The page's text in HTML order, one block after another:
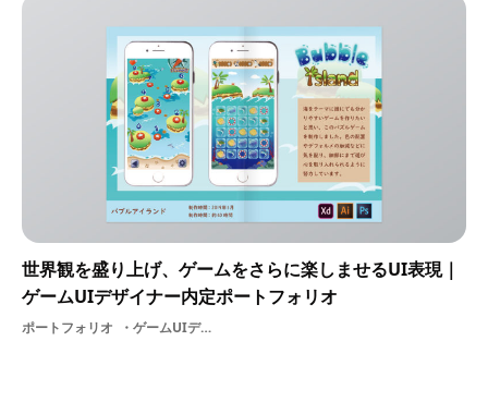
世界観を盛り上げ、ゲームをさらに楽しませるUI表現｜
ゲームUIデザイナー内定ポートフォリオ
ポートフォリオ ゲームUIデザイナー